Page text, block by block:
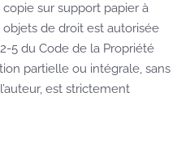
sur support papier à
de droit est autorisée
5 du Code de la Propriété
partielle ou intégrale, sans
est strictement